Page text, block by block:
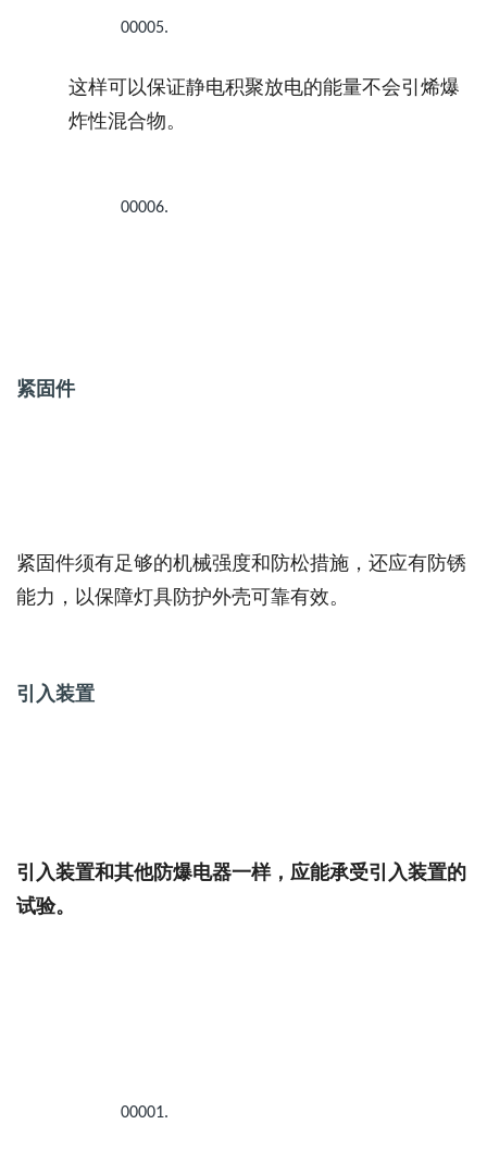
00005.
这样可以保证静电积聚放电的能量不会引烯爆
炸性混合物。
00006.
紧固件
紧固件须有足够的机械强度和防松措施，还应有防锈
能力，以保障灯具防护外壳可靠有效。
引入装置
引入装置和其他防爆电器一样，应能承受引入装置的
试验。
00001.